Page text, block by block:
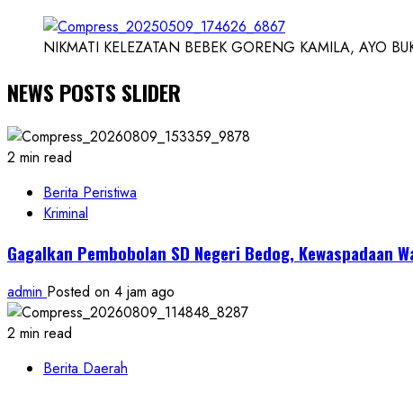
NIKMATI KELEZATAN BEBEK GORENG KAMILA, AYO
NEWS POSTS SLIDER
2 min read
Berita Peristiwa
Kriminal
Gagalkan Pembobolan SD Negeri Bedog, Kewaspadaan
admin Posted on 4 jam ago
2 min read
Berita Daerah